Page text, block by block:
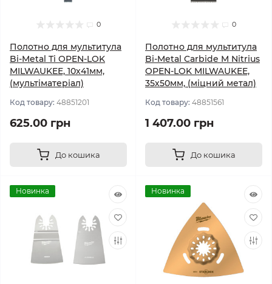
0
Полотно для мультитула
Bi-Metal Ti OPEN-LOK
MILWAUKEE, 10х41мм,
(мультіматеріал)
Код товару: 48851201
625.00 грн
До кошика
0
Полотно для мультитула
Bi-Metal Carbide M Nitrius
OPEN-LOK MILWAUKEE,
35х50мм, (міцний метал)
Код товару: 48851561
1 407.00 грн
До кошика
Новинка Новинка